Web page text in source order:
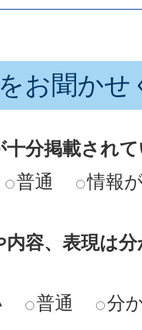
お聞かせ
十分掲載され
普通 情報
容、表現は
普通 分